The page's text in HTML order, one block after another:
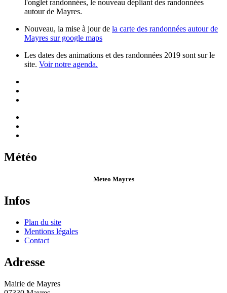
l'onglet randonnées, le nouveau dépliant des randonnées
autour de Mayres.
Nouveau, la mise à jour de la carte des randonnées autour de
Mayres sur google maps
Les dates des animations et des randonnées 2019 sont sur le
site. Voir notre agenda.
Météo
Meteo Mayres
Infos
Plan du site
Mentions légales
Contact
Adresse
Mairie de Mayres